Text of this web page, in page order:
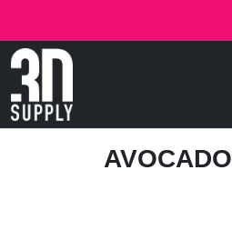
AVOCADO